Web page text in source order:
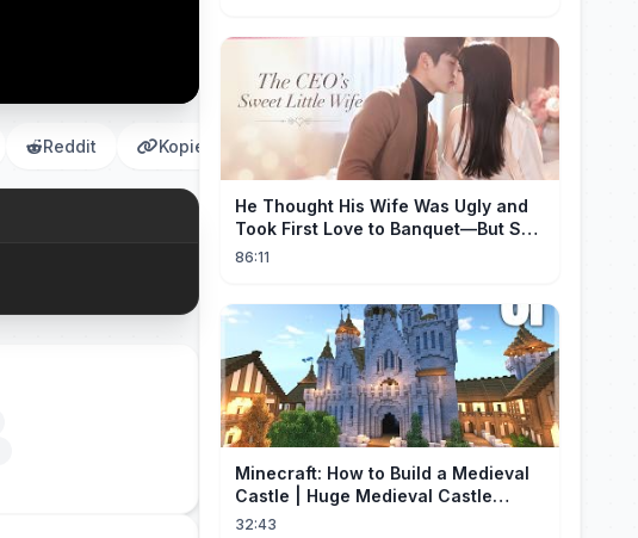
Reddit Kopieren
He Thought His Wife Was Ugly and
Took First Love to Banquet—But She
Stunned Everyone, He Regretted ！
86:11
Minecraft: How to Build a Medieval
Castle | Huge Medieval Castle
Tutorial - Part 1
32:43